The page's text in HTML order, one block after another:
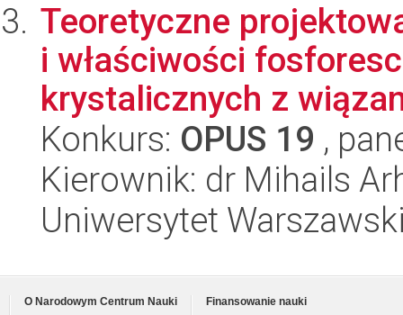
Teoretyczne
i właściwości
krystalicznych z
Konkurs: OPUS 19 ,
Kierownik: dr Mihails
Uniwersytet
O Narodowym Centrum Nauki
Finansowanie nauki